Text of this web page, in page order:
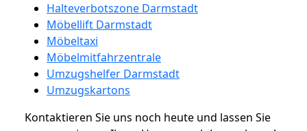
Halteverbotszone Darmstadt
Möbellift Darmstadt
Möbeltaxi
Möbelmitfahrzentrale
Umzugshelfer Darmstadt
Umzugskartons
Kontaktieren Sie uns noch heute und lassen Sie